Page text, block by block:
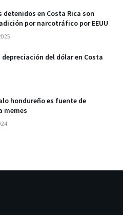
detenidos en Costa Rica son
por narcotráfico por EEUU
del dólar en Costa
hondureño es fuente de
memes